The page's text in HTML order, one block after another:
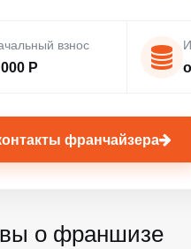
взнос
Р
франчайзера
о франшизе